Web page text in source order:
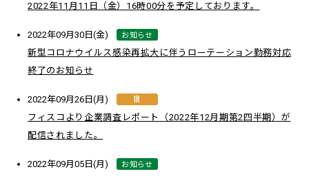
2022年11月11日（金）16時00分を予定しております。
2022年09月30日(金) お知らせ
新型コロナウイルス感染再拡大に伴うローテーション勤務対応
終了のお知らせ
2022年09月26日(月) IR
フィスコより企業調査レポート（2022年12月期第2四半期）が
配信されました。
2022年09月05日(月) お知らせ